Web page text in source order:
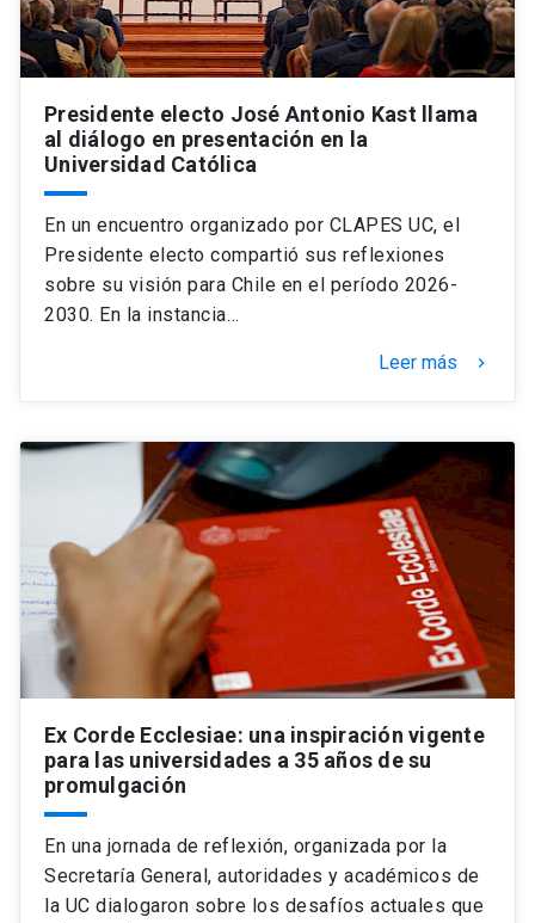
Presidente electo José Antonio Kast llama
al diálogo en presentación en la
Universidad Católica
En un encuentro organizado por CLAPES UC, el
Presidente electo compartió sus reflexiones
sobre su visión para Chile en el período 2026-
2030. En la instancia…
Leer más keyboard_arrow_right
Ex Corde Ecclesiae: una inspiración vigente
para las universidades a 35 años de su
promulgación
En una jornada de reflexión, organizada por la
Secretaría General, autoridades y académicos de
la UC dialogaron sobre los desafíos actuales que